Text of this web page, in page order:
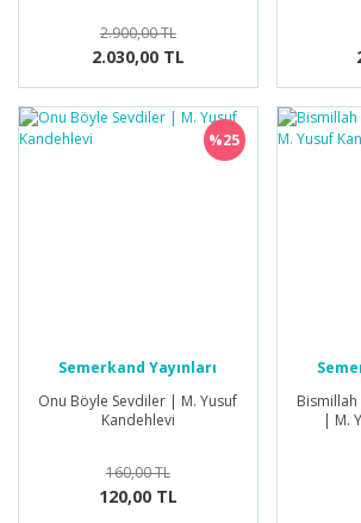
2.900,00 TL
2.030,00 TL
%25
Semerkand Yayınları
Onu Böyle Sevdiler | M. Yusuf
Kandehlevi
160,00 TL
120,00 TL
| M.